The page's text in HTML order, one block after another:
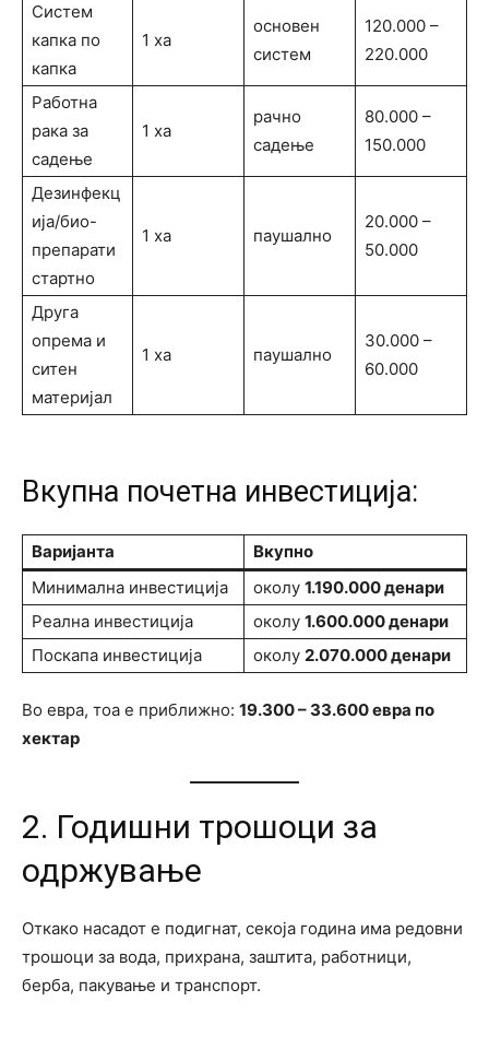
Систем
капка по
капка
1 ха
основен
систем
120.000 –
220.000
Работна
рака за
садење
1 ха
рачно
садење
80.000 –
150.000
Дезинфекц
ија/био-
препарати
стартно
1 ха паушално
20.000 –
50.000
Друга
опрема и
ситен
материјал
1 ха паушално
30.000 –
60.000
Вкупна почетна инвестиција:
Варијанта
Вкупно
Минимална инвестиција
околу 1.190.000 денари
Реална инвестиција
околу 1.600.000 денари
Поскапа инвестиција
околу 2.070.000 денари
Во евра, тоа е приближно: 19.300 – 33.600 евра по
хектар
2. Годишни трошоци за
одржување
Откако насадот е подигнат, секоја година има редовни
трошоци за вода, прихрана, заштита, работници,
берба, пакување и транспорт.